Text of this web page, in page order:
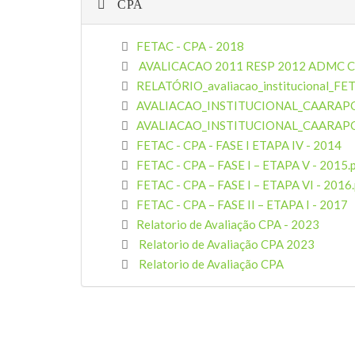
CPA
FETAC - CPA - 2018
AVALICACAO 2011 RESP 2012 ADMC
FETAC - CPA - FASE I ETAPA IV - 2014
FETAC - CPA – FASE I – ETAPA V -
FETAC - CPA – FASE I – ETAPA VI -
FETAC - CPA – FASE II – ETAPA I - 2017
Relatorio de Avaliação CPA - 2023
Relatorio de Avaliação CPA 2023
Relatorio de Avaliação CPA